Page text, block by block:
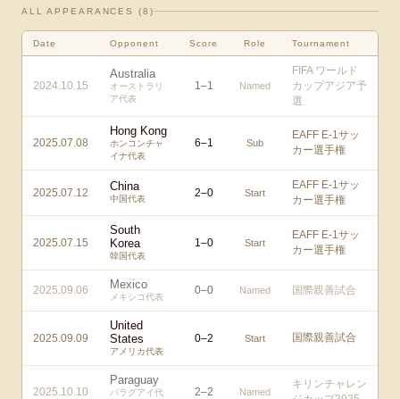
ALL APPEARANCES (8 )
Date Opponent Score Role Tournament
2024.10.15
Australia
オーストラリ
ア代表
1–1 Named
FIFA ワールド
カップアジア予
選
2025.07.08
Hong Kong
ホンコンチャ
イナ代表
6–1 Sub
EAFF E-1サッ
カー選手権
2025.07.12 China
中国代表 2–0 Start
EAFF E-1サッ
カー選手権
2025.07.15
South
Korea
韓国代表
1–0 Start
EAFF E-1サッ
カー選手権
2025.09.06 Mexico
メキシコ代表
0–0 Named 国際親善試合
2025.09.09
United
States
アメリカ代表
0–2 Start 国際親善試合
2025.10.10
Paraguay
パラグアイ代 2–2 Named
キリンチャレン